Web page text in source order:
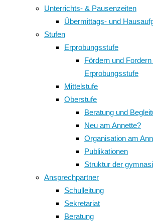
Unterrichts- & Pausenzeiten
Übermittags- und
Stufen
Erprobungsstufe
Fördern und
Erprobungsstufe
Mittelstufe
Oberstufe
Beratung und
Neu am Annette?
Organisation am
Publikationen
Struktur der
Ansprechpartner
Schulleitung
Sekretariat
Beratung